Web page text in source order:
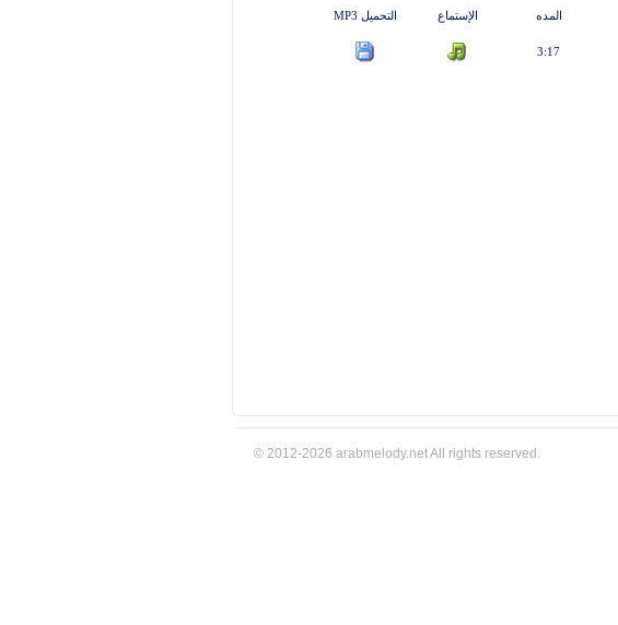
المده الإستماع التحميل MP3
3:17
© 2012-2026 arabmelody.net All rights reserved.